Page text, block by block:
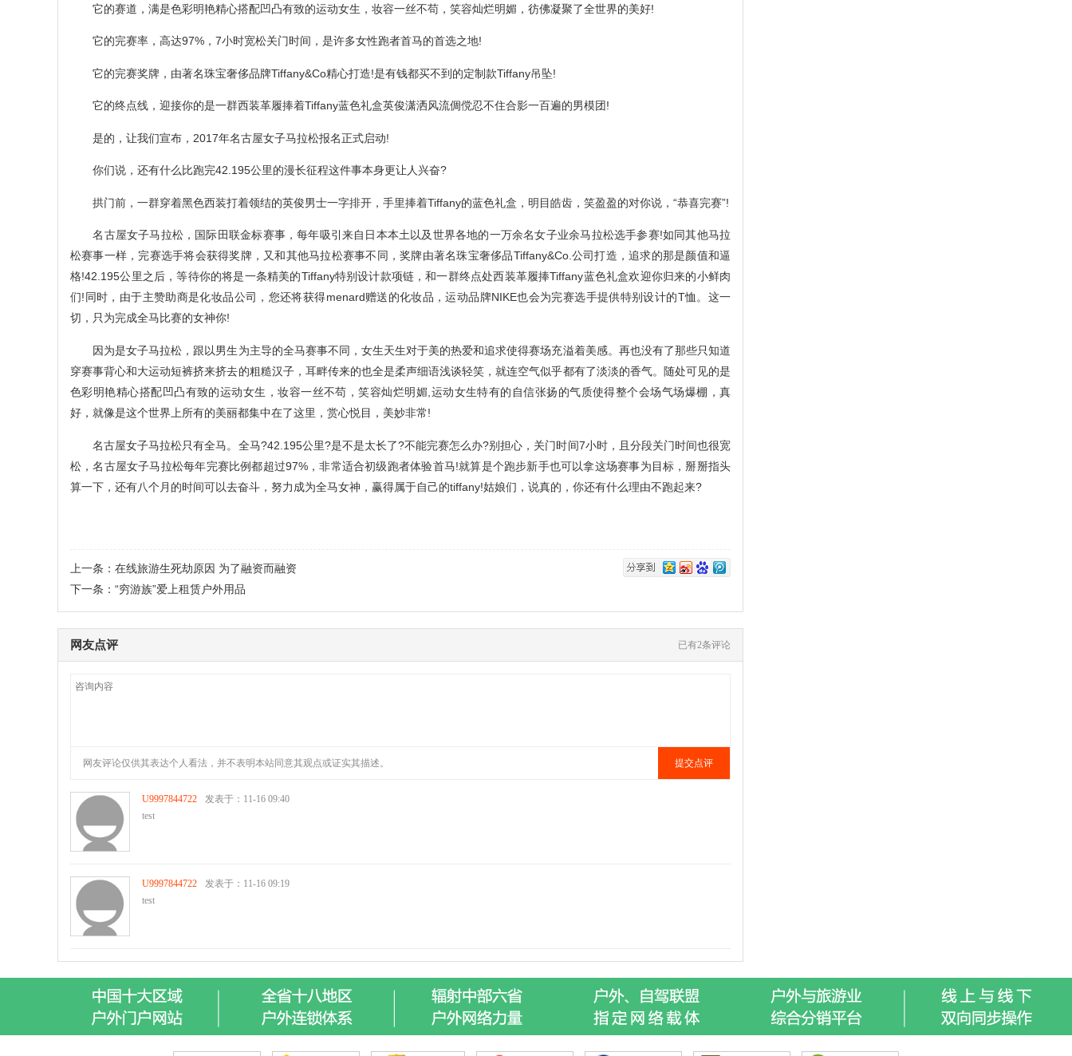
它的赛道，满是色彩明艳精心搭配凹凸有致的运动女生，妆容一丝不苟，笑容灿烂明媚，彷佛凝聚了全世界的美好!
它的完赛率，高达97%，7小时宽松关门时间，是许多女性跑者首马的首选之地!
它的完赛奖牌，由著名珠宝奢侈品牌Tiffany&Co精心打造!是有钱都买不到的定制款Tiffany吊坠!
它的终点线，迎接你的是一群西装革履捧着Tiffany蓝色礼盒英俊潇洒风流倜傥忍不住合影一百遍的男模团!
是的，让我们宣布，2017年名古屋女子马拉松报名正式启动!
你们说，还有什么比跑完42.195公里的漫长征程这件事本身更让人兴奋?
拱门前，一群穿着黑色西装打着领结的英俊男士一字排开，手里捧着Tiffany的蓝色礼盒，明目皓齿，笑盈盈的对你说，“恭喜完赛”!
名古屋女子马拉松，国际田联金标赛事，每年吸引来自日本本土以及世界各地的一万余名女子业余马拉松选手参赛!如同其他马拉
松赛事一样，完赛选手将会获得奖牌，又和其他马拉松赛事不同，奖牌由著名珠宝奢侈品Tiffany&Co.公司打造，追求的那是颜值和逼
格!42.195公里之后，等待你的将是一条精美的Tiffany特别设计款项链，和一群终点处西装革履捧Tiffany蓝色礼盒欢迎你归来的小鲜肉
们!同时，由于主赞助商是化妆品公司，您还将获得menard赠送的化妆品，运动品牌NIKE也会为完赛选手提供特别设计的T恤。这一
切，只为完成全马比赛的女神你!
因为是女子马拉松，跟以男生为主导的全马赛事不同，女生天生对于美的热爱和追求使得赛场充溢着美感。再也没有了那些只知道
穿赛事背心和大运动短裤挤来挤去的粗糙汉子，耳畔传来的也全是柔声细语浅谈轻笑，就连空气似乎都有了淡淡的香气。随处可见的是
色彩明艳精心搭配凹凸有致的运动女生，妆容一丝不苟，笑容灿烂明媚,运动女生特有的自信张扬的气质使得整个会场气场爆棚，真
好，就像是这个世界上所有的美丽都集中在了这里，赏心悦目，美妙非常!
名古屋女子马拉松只有全马。全马?42.195公里?是不是太长了?不能完赛怎么办?别担心，关门时间7小时，且分段关门时间也很宽
松，名古屋女子马拉松每年完赛比例都超过97%，非常适合初级跑者体验首马!就算是个跑步新手也可以拿这场赛事为目标，掰掰指头
算一下，还有八个月的时间可以去奋斗，努力成为全马女神，赢得属于自己的tiffany!姑娘们，说真的，你还有什么理由不跑起来?
上一条： 在线旅游生死劫原因 为了融资而融资
下一条： “穷游族”爱上租赁户外用品